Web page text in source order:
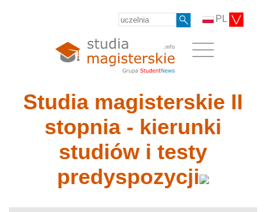
PL
Studia magisterskie II
stopnia - kierunki
studiów i testy
predyspozycji